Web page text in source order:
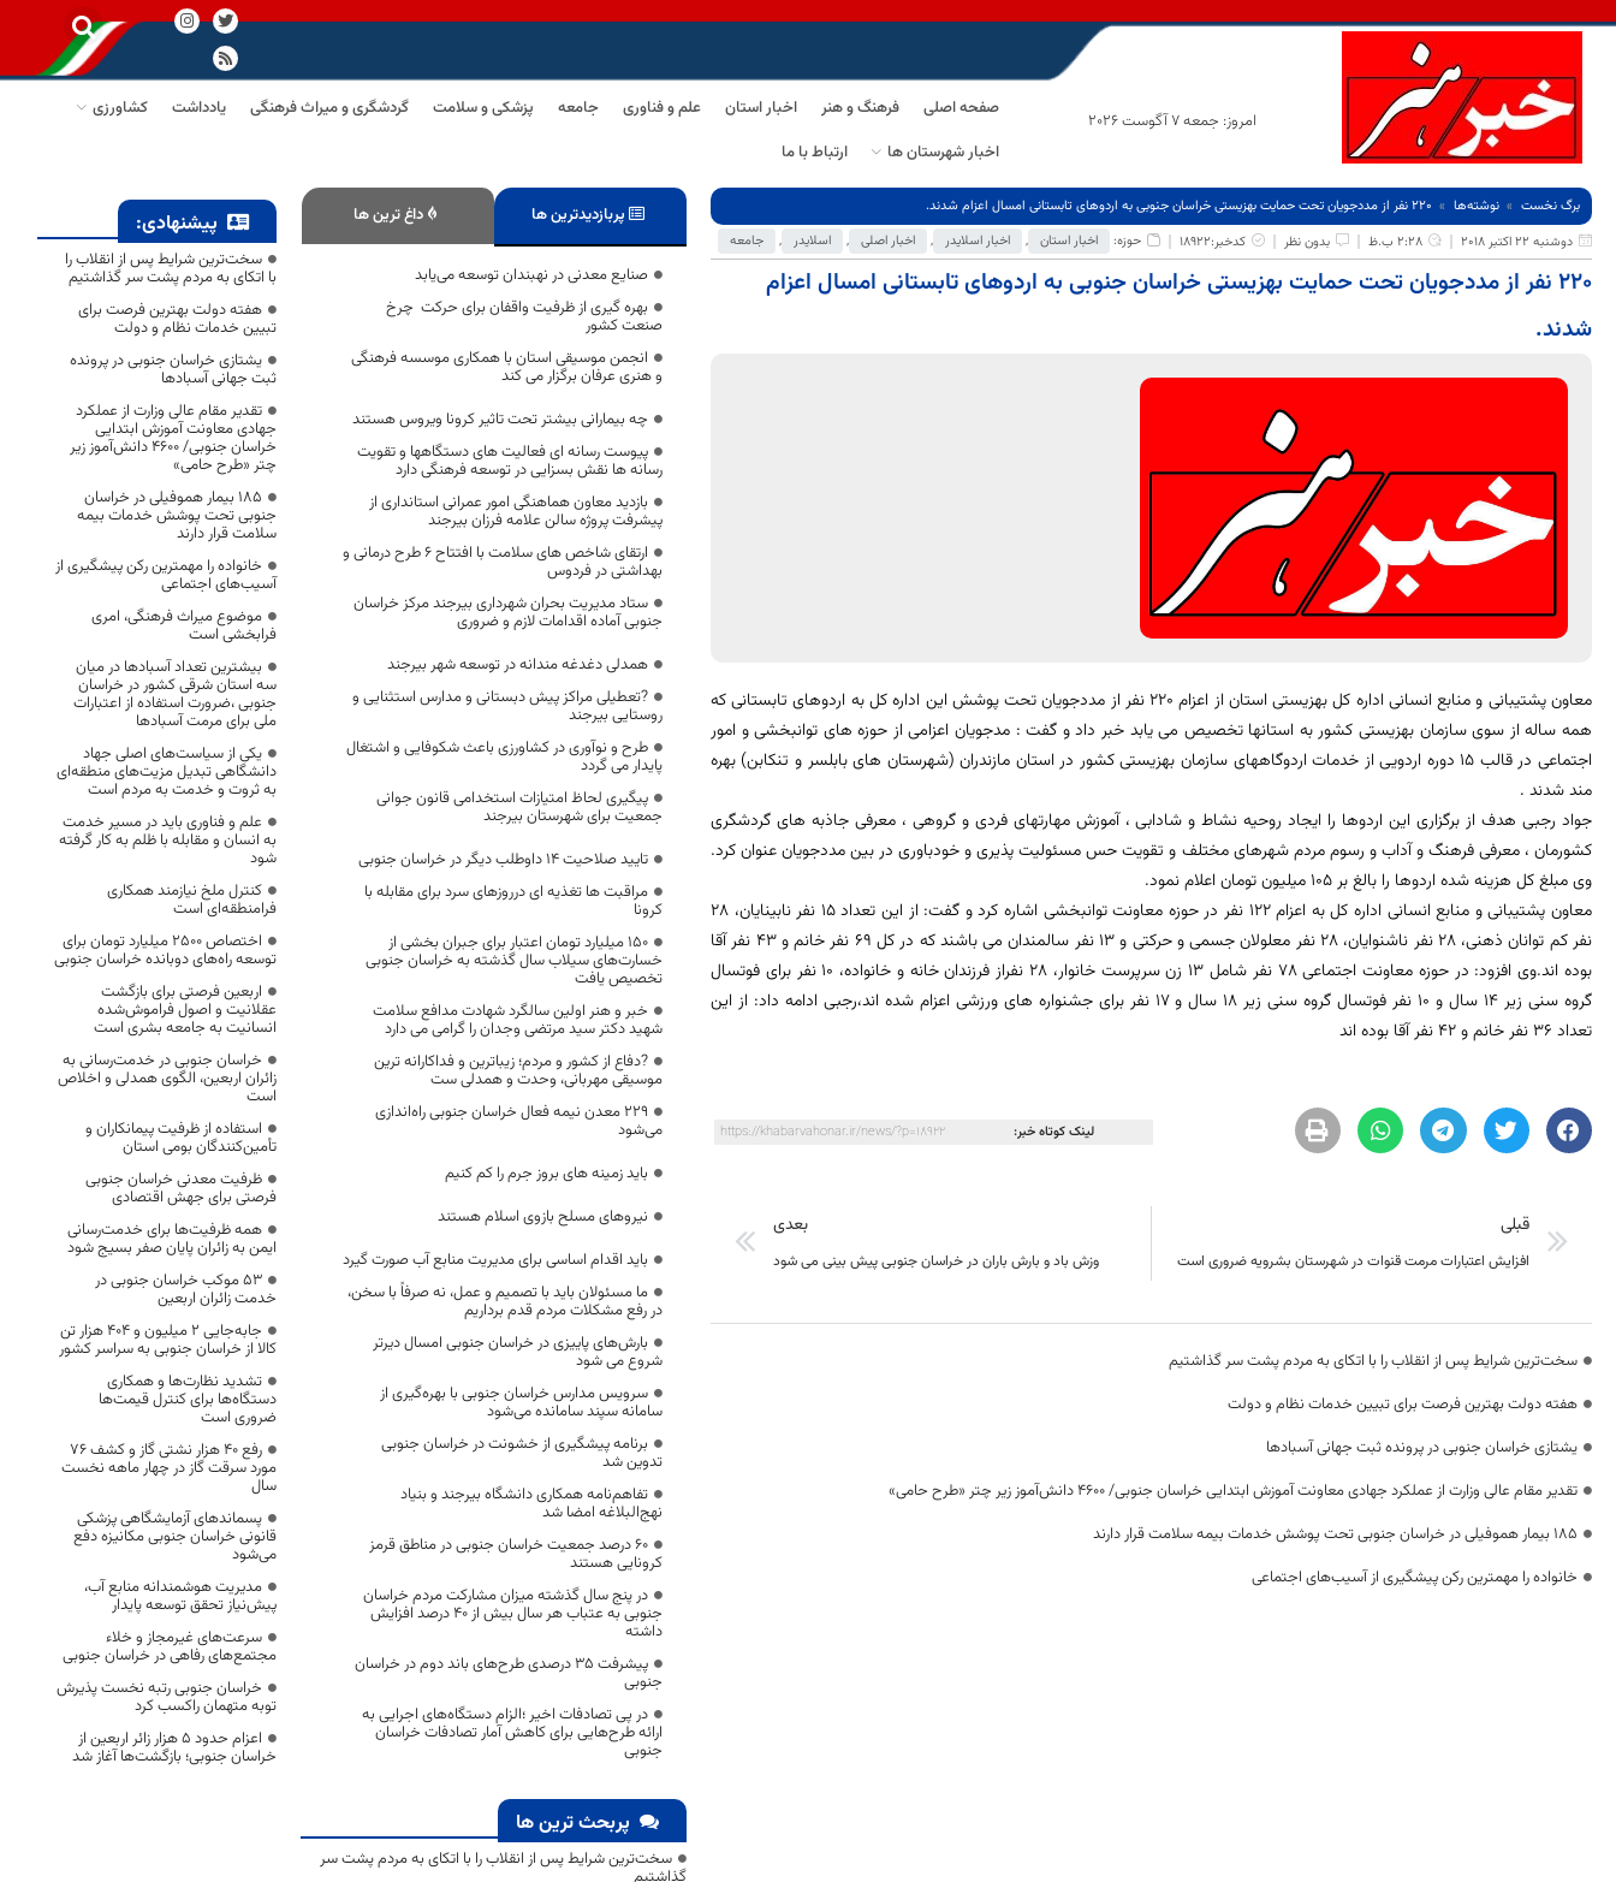
امروز: جمعه 7 آگوست 2026
صفحه اصلی فرهنگ و هنر اخبار استان علم و فناوری جامعه پزشکی و سلامت گردشگری و میراث فرهنگی یادداشت
کشاورزی
اخبار شهرستان ها
ارتباط با ما
برگ نخست نوشته‌ها
220 نفر از مددجویان تحت حمایت بهزیستی خراسان جنوبی به اردوهای تابستانی امسال اعزام شدند.
دوشنبه 22 اکتبر 2018
2:28 ب.ظ بدون نظر کدخبر:18922 حوزه: اخبار استان , اخبار اسلایدر , اخبار اصلی , اسلایدر , جامعه
220 نفر از مددجویان تحت حمایت بهزیستی خراسان جنوبی به اردوهای تابستانی امسال اعزام
شدند.
معاون پشتیبانی و منابع انسانی اداره کل بهزیستی استان از اعزام 220 نفر از مددجویان تحت پوشش این اداره کل به اردوهای تابستانی که
همه ساله از سوی سازمان بهزیستی کشور به استانها تخصیص می یابد خبر داد و گفت : مدجویان اعزامی از حوزه های توانبخشی و امور
اجتماعی در قالب 15 دوره اردویی از خدمات اردوگاههای سازمان بهزیستی کشور در استان مازندران (شهرستان های بابلسر و تنکابن) بهره
مند شدند .
جواد رجبی هدف از برگزاری این اردوها را ایجاد روحیه نشاط و شادابی ، آموزش مهارتهای فردی و گروهی ، معرفی جاذبه های گردشگری
کشورمان ، معرفی فرهنگ و آداب و رسوم مردم شهرهای مختلف و تقویت حس مسئولیت پذیری و خودباوری در بین مددجویان عنوان کرد.
وی مبلغ کل هزینه شده اردوها را بالغ بر 105 میلیون تومان اعلام نمود.
معاون پشتیبانی و منابع انسانی اداره کل به اعزام 122 نفر در حوزه معاونت توانبخشی اشاره کرد و گفت: از این تعداد 15 نفر نابینایان، 28
نفر کم توانان ذهنی، 28 نفر ناشنوایان، 28 نفر معلولان جسمی و حرکتی و 13 نفر سالمندان می باشند که در کل 69 نفر خانم و 43 نفر آقا
بوده اند.وی افزود: در حوزه معاونت اجتماعی 78 نفر شامل 13 زن سرپرست خانوار، 28 نفراز فرزندان خانه و خانواده، 10 نفر برای فوتسال
گروه سنی زیر 14 سال و 10 نفر فوتسال گروه سنی زیر 18 سال و 17 نفر برای جشنواره های ورزشی اعزام شده اند،رجبی ادامه داد: از این
تعداد 36 نفر خانم و 42 نفر آقا بوده اند
لینک کوتاه خبر: https://khabarvahonar.ir/news/?p=18922
قبلی
افزایش اعتبارات مرمت قنوات در شهرستان بشرویه ضروری است
بعدی
وزش باد و بارش باران در خراسان جنوبی پیش بینی می شود
سخت‌ترین شرایط پس از انقلاب را با اتکای به مردم پشت سر گذاشتیم
هفته دولت بهترین فرصت برای تبیین خدمات نظام و دولت
یشتازی خراسان جنوبی در پرونده ثبت جهانی آسبادها
تقدیر مقام عالی وزارت از عملکرد جهادی معاونت آموزش ابتدایی خراسان جنوبی/ ۴۶۰۰ دانش‌آموز زیر چتر «طرح حامی»
۱۸۵ بیمار هموفیلی در خراسان جنوبی تحت پوشش خدمات بیمه سلامت قرار دارند
خانواده را مهمترین رکن پیشگیری از آسیب‌های اجتماعی
پربازدیدترین ها داغ ترین ها
صنایع معدنی در نهبندان توسعه می‌یابد
بهره گیری از ظرفیت واقفان برای حرکت چرخ
صنعت کشور
انجمن موسیقی استان با همکاری موسسه فرهنگی
و هنری عرفان برگزار می کند
چه بیمارانی بیشتر تحت تاثیر کرونا ویروس هستند
پیوست رسانه ای فعالیت های دستگاهها و تقویت
رسانه ها نقش بسزایی در توسعه فرهنگی دارد
بازدید معاون هماهنگی امور عمرانی استانداری از
پیشرفت پروژه سالن علامه فرزان بیرجند
ارتقای شاخص های سلامت با افتتاح ۶ طرح درمانی و
بهداشتی در فردوس
ستاد مدیریت بحران شهرداری بیرجند مرکز خراسان
جنوبی آماده اقدامات لازم و ضروری
همدلی دغدغه مندانه در توسعه شهر بیرجند
?تعطیلی مراکز پیش دبستانی و مدارس استثنایی و
روستایی بیرجند
طرح و نوآوری در کشاورزی باعث شکوفایی و اشتغال
پایدار می گردد
پیگیری لحاظ امتیازات استخدامی قانون جوانی
جمعیت برای شهرستان بیرجند
تایید صلاحیت ۱۴ داوطلب دیگر در خراسان جنوبی
مراقبت ها تغذیه ای درروزهای سرد برای مقابله با
کرونا
۱۵۰ میلیارد تومان اعتبار برای جبران بخشی از
خسارت‌های سیلاب سال گذشته به خراسان جنوبی
تخصیص یافت
خبر و هنر اولین سالگرد شهادت مدافع سلامت
شهید دکتر سید مرتضی وجدان را گرامی می دارد
?دفاع از کشور و مردم؛ زیباترین و فداکارانه ترین
موسیقی مهربانی، وحدت و همدلی ست
۲۲۹ معدن نیمه فعال خراسان جنوبی راه‌اندازی
می‌شود
باید زمینه های بروز جرم را کم کنیم
نیرو‌های مسلح بازوی اسلام هستند
باید اقدام اساسی برای مدیریت منابع آب صورت گیرد
ما مسئولان باید با تصمیم و عمل، نه صرفاً با سخن،
در رفع مشکلات مردم قدم برداریم
بارش‌های پاییزی در خراسان جنوبی امسال دیرتر
شروع می شود
سرویس مدارس خراسان جنوبی با بهره‌گیری از
سامانه سپند سامانده می‌شود
برنامه پیشگیری از خشونت در خراسان جنوبی
تدوین شد
تفاهم‌نامه همکاری دانشگاه بیرجند و بنیاد
نهج‌البلاغه امضا شد
۶۰ درصد جمعیت خراسان جنوبی در مناطق قرمز
کرونایی هستند
در پنج سال گذشته میزان مشارکت مردم خراسان
جنوبی به عتباب هر سال بیش از 40 درصد افزایش
داشته
پیشرفت ۳۵ درصدی طرح‌های باند دوم در خراسان
جنوبی
در پی تصادفات اخیر ؛الزام دستگاه‌های اجرایی به
ارائه طرح‌هایی برای کاهش آمار تصادفات خراسان
جنوبی
پربحث ترین ها
سخت‌ترین شرایط پس از انقلاب را با اتکای به مردم پشت سر
گذاشتیم
پیشنهادی:
سخت‌ترین شرایط پس از انقلاب را
با اتکای به مردم پشت سر گذاشتیم
هفته دولت بهترین فرصت برای
تبیین خدمات نظام و دولت
یشتازی خراسان جنوبی در پرونده
ثبت جهانی آسبادها
تقدیر مقام عالی وزارت از عملکرد
جهادی معاونت آموزش ابتدایی
خراسان جنوبی/ ۴۶۰۰ دانش‌آموز زیر
چتر «طرح حامی»
۱۸۵ بیمار هموفیلی در خراسان
جنوبی تحت پوشش خدمات بیمه
سلامت قرار دارند
خانواده را مهمترین رکن پیشگیری از
آسیب‌های اجتماعی
موضوع میراث فرهنگی، امری
فرابخشی است
بیشترین تعداد آسبادها در میان
سه استان شرقی کشور در خراسان
جنوبی ،ضرورت استفاده از اعتبارات
ملی برای مرمت آسبادها
یکی از سیاست‌های اصلی جهاد
دانشگاهی تبدیل مزیت‌های منطقه‌ای
به ثروت و خدمت به مردم است
علم و فناوری باید در مسیر خدمت
به انسان و مقابله با ظلم به کار گرفته
شود
کنترل ملخ نیازمند همکاری
فرامنطقه‌ای است
اختصاص 2500 میلیارد تومان برای
توسعه راه‌های دوبانده خراسان جنوبی
اربعین فرصتی برای بازگشت
عقلانیت و اصول فراموش‌شده
انسانیت به جامعه بشری است
خراسان جنوبی در خدمت‌رسانی به
زائران اربعین، الگوی همدلی و اخلاص
است
استفاده از ظرفیت پیمانکاران و
تأمین‌کنندگان بومی استان
ظرفیت معدنی خراسان جنوبی
فرصتی برای جهش اقتصادی
همه ظرفیت‌ها برای خدمت‌رسانی
ایمن به زائران پایان صفر بسیج شود
53 موکب خراسان جنوبی در
خدمت زائران اربعین
جابه‌جایی 2 میلیون و 404 هزار تن
کالا از خراسان جنوبی به سراسر کشور
تشدید نظارت‌ها و همکاری
دستگاه‌ها برای کنترل قیمت‌ها
ضروری است
رفع 40 هزار نشتی گاز و کشف 76
مورد سرقت گاز در چهار ماهه نخست
سال
پسماندهای آزمایشگاهی پزشکی
قانونی خراسان جنوبی مکانیزه دفع
می‌شود
مدیریت هوشمندانه منابع آب،
پیش‌نیاز تحقق توسعه پایدار
سرعت‌های غیرمجاز و خلاء
مجتمع‌های رفاهی در خراسان جنوبی
خراسان جنوبی رتبه نخست پذیرش
توبه متهمان راکسب کرد
اعزام حدود 5 هزار زائر اربعین از
خراسان جنوبی؛ بازگشت‌ها آغاز شد